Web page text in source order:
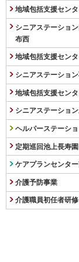
地域包括支援セン
シニアステーショ
布西
地域包括支援セン
シニアステーション
地域包括支援セン
シニアステーショ
ヘルパーステーシ
定期巡回池上長寿園
ケアプランセンタ
介護予防事業
介護職員初任者研修